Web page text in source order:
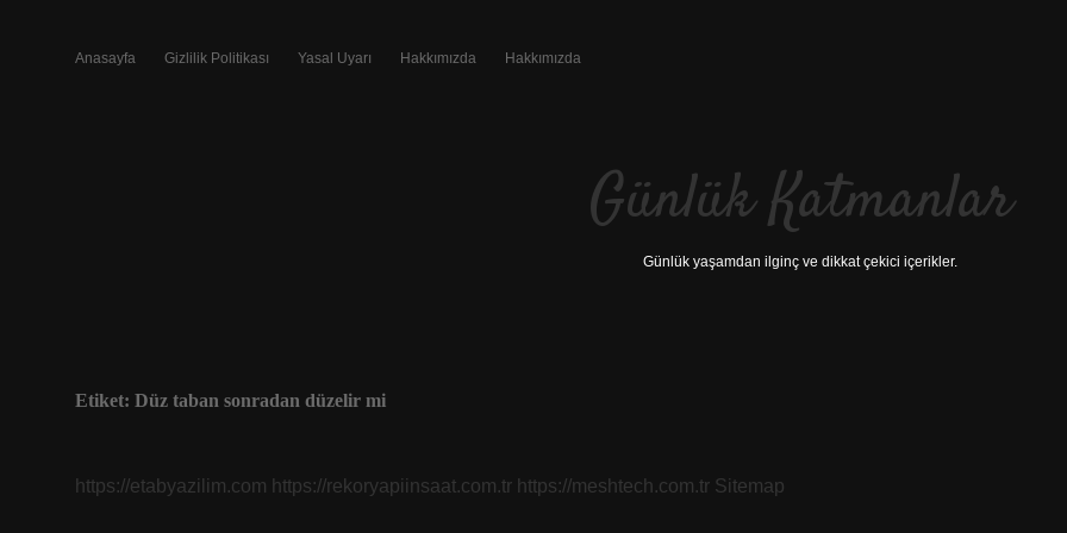
Anasayfa Gizlilik Politikası Yasal Uyarı Hakkımızda Hakkımızda
Günlük Katmanlar
Günlük yaşamdan ilginç ve dikkat çekici içerikler.
Etiket: Düz taban sonradan düzelir mi
https://etabyazilim.com https://rekoryapiinsaat.com.tr https://meshtech.com.tr Sitemap